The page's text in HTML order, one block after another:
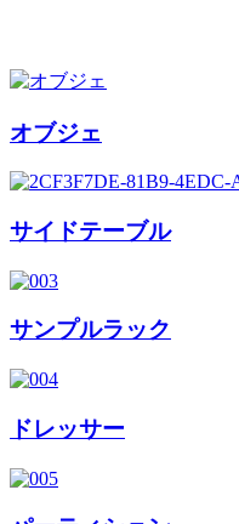
オブジェ
サイドテーブル
サンプルラック
ドレッサー